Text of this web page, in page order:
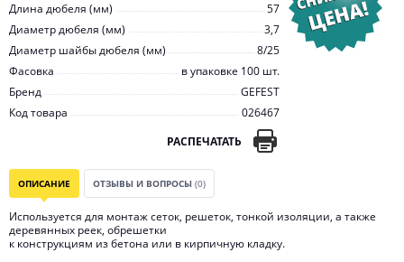
Длина дюбеля (мм)
57
Диаметр дюбеля (мм)
3,7
Диаметр шайбы дюбеля (мм)
8/25
Фасовка
в упаковке 100 шт.
Бренд
GEFEST
Код товара
026467
РАСПЕЧАТАТЬ
ОПИСАНИЕ ОТЗЫВЫ И ВОПРОСЫ (0)
Используется для монтаж сеток, решеток, тонкой изоляции, а также
деревянных реек, обрешетки
к конструкциям из бетона или в кирпичную кладку.